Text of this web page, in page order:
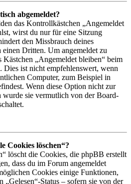
abgemeldet?
das Kontrollkästchen „Angemeldet
wirst du nur für eine Sitzung
den Missbrauch deines
Dritten. Um angemeldet zu
Kästchen „Angemeldet bleiben“ beim
Dies ist nicht empfehlenswert, wenn
Computer, zum Beispiel in
Wenn diese Option nicht zur
wurde sie vermutlich von der Board-
Cookies löschen“?
löscht die Cookies, die phpBB erstellt
dass du im Forum angemeldet
Cookies einige Funktionen,
„Gelesen“-Status – sofern sie von der